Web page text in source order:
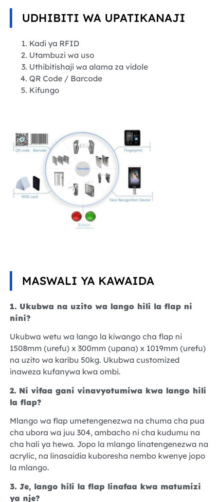
UDHIBITI WA UPATIKANAJI
Kadi ya RFID
Utambuzi wa uso
Uthibitishaji wa alama za vidole
QR Code / Barcode
Kifungo
MASWALI YA KAWAIDA
1. Ukubwa na uzito wa lango hili la flap ni
nini?
Ukubwa wetu wa lango la kiwango cha flap ni
1508mm (urefu) x 300mm (upana) x 1019mm (urefu)
na uzito wa karibu 50kg. Ukubwa customized
inaweza kufanywa kwa ombi.
2. Ni vifaa gani vinavyotumiwa kwa lango hili
la flap?
Mlango wa flap umetengenezwa na chuma cha pua
cha ubora wa juu 304, ambacho ni cha kudumu na
cha hali ya hewa. Jopo la mlango linatengenezwa na
acrylic, na linasaidia kuboresha nembo kwenye jopo
la mlango.
3. Je, lango hili la flap linafaa kwa matumizi
ya nje?